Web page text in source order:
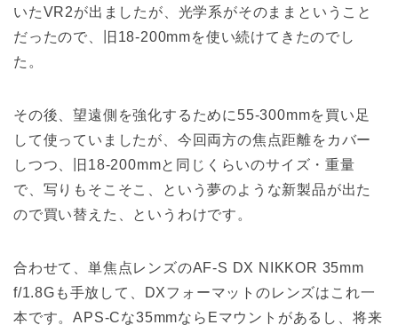
いたVR2が出ましたが、光学系がそのままということ
だったので、旧18-200mmを使い続けてきたのでし
た。
その後、望遠側を強化するために55-300mmを買い足
して使っていましたが、今回両方の焦点距離をカバー
しつつ、旧18-200mmと同じくらいのサイズ・重量
で、写りもそこそこ、という夢のような新製品が出た
ので買い替えた、というわけです。
合わせて、単焦点レンズのAF-S DX NIKKOR 35mm
f/1.8Gも手放して、DXフォーマットのレンズはこれ一
本です。APS-Cな35mmならEマウントがあるし、将来